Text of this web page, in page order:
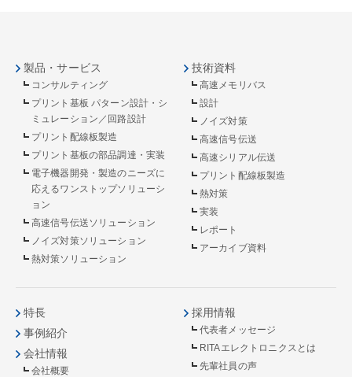
製品・サービス
コンサルティング
プリント基板 パターン設計・シ
ミュレーション／回路設計
プリント配線板製造
プリント基板の部品調達・実装
電子機器開発・製造のニーズに
応えるワンストップソリューシ
ョン
高速信号伝送ソリューション
ノイズ対策ソリューション
熱対策ソリューション
技術資料
高速メモリバス
設計
ノイズ対策
高速信号伝送
高速シリアル伝送
プリント配線板製造
熱対策
実装
レポート
アーカイブ資料
特長
事例紹介
会社情報
会社概要
採用情報
代表者メッセージ
RITAエレクトロニクスとは
先輩社員の声